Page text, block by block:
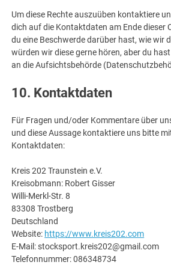
Um diese Rechte auszuüben kontaktiere
dich auf die Kontaktdaten am Ende dieser
du eine Beschwerde darüber hast, wie wir
würden wir diese gerne hören, aber du
an die Aufsichtsbehörde
10. Kontaktdaten
Für Fragen und/oder Kommentare über
und diese Aussage kontaktiere uns bitte
Kontaktdaten:
Kreis 202 Traunstein e.V.
Kreisobmann: Robert Gisser
Willi-Merkl-Str. 8
83308 Trostberg
Deutschland
Website: https://www.kreis202.com
E-Mail:stocksport.kreis202@gmail.com
Telefonnummer: 086348734